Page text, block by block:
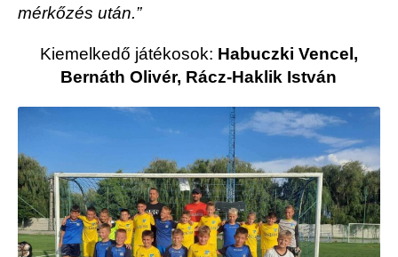
mérkőzés után.”
Kiemelkedő játékosok: Habuczki Vencel,
Bernáth Olivér, Rácz-Haklik István